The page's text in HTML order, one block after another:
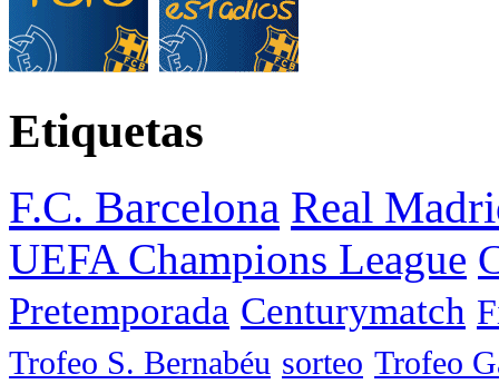
Etiquetas
F.C. Barcelona Real
UEFA Champions League
Pretemporada Centurymatch
Trofeo S. Bernabéu sorteo Trofeo